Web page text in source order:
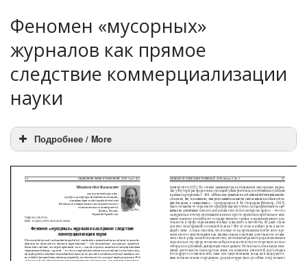
Феномен «мусорных»
журналов как прямое
следствие коммерциализации
науки
Подробнее / More